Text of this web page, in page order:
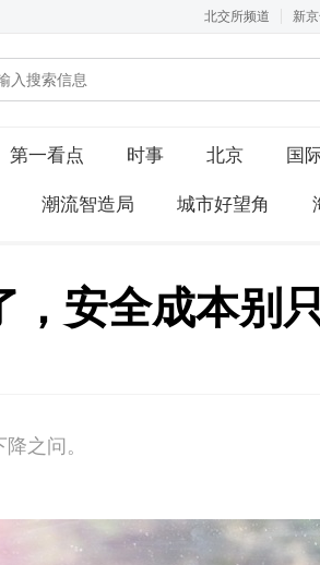
北交所频道 新
第一看点 时事 北京 国
潮流智造局 城市好望角
，安全成本别
之问。